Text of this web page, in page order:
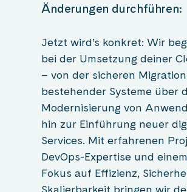
Änderungen durchführen:
Jetzt wird’s konkret: Wir
bei der Umsetzung deiner
– von der sicheren Migration
bestehender Systeme über
Modernisierung von
hin zur Einführung neuer
Services. Mit erfahrenen
DevOps-Expertise und
Fokus auf Effizienz,
Skalierbarkeit bringen wir